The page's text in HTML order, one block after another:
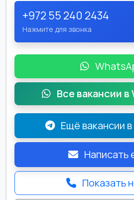
+972 55 240 2434
Нажмите для звонка
Все вакансии
Ещё вакансии
Написать
Показать